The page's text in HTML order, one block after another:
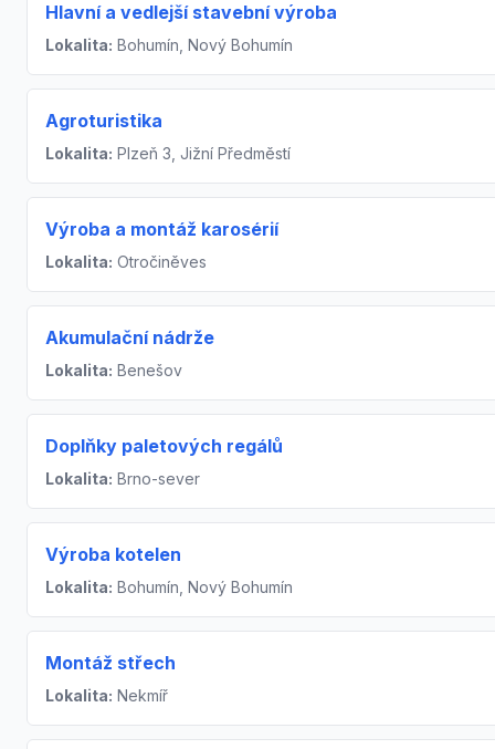
Hlavní a vedlejší stavební výroba
Lokalita: Bohumín, Nový Bohumín
Agroturistika
Lokalita: Plzeň 3, Jižní Předměstí
Výroba a montáž karosérií
Lokalita: Otročiněves
Akumulační nádrže
Lokalita: Benešov
Doplňky paletových regálů
Lokalita: Brno-sever
Výroba kotelen
Lokalita: Bohumín, Nový Bohumín
Montáž střech
Lokalita: Nekmíř